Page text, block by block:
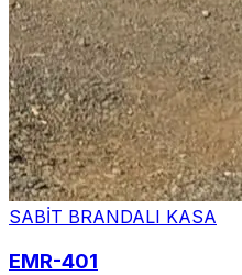
SABİT BRANDALI KASA
EMR-401